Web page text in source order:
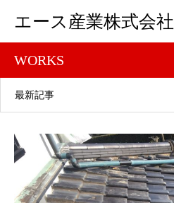
エース産業株式会社
WORKS
最新記事